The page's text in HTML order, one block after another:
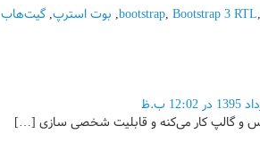
bootstrap, Bootstrap 3 RTL,
, بوت استرپ,گیت‌هاب
و گالپ کار می‌کنه و قابلیت شخصی سازی […]